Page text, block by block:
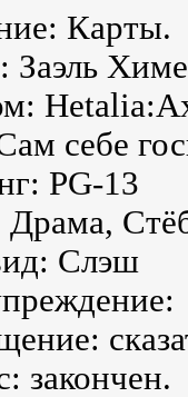
Карты.
Заэль
себе
PG-13
Слэш
закончен.